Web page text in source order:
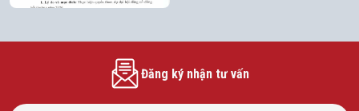
Đăng ký nhận tư vấn